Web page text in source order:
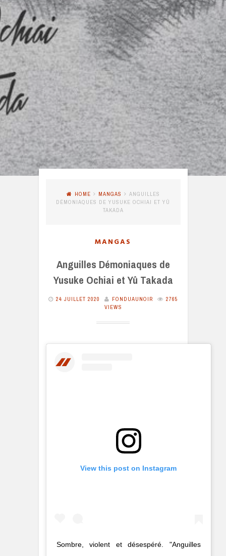
HOME MANGAS
ANGUILLES
DÉMONIAQUES DE YUSUKE OCHIAI ET YÛ
TAKADA
MANGAS
Anguilles Démoniaques de
Yusuke Ochiai et Yû Takada
24 JUILLET 2020 FONDUAUNOIR
2765
VIEWS
View this post on Instagram
Sombre, violent et désespéré. "Anguilles